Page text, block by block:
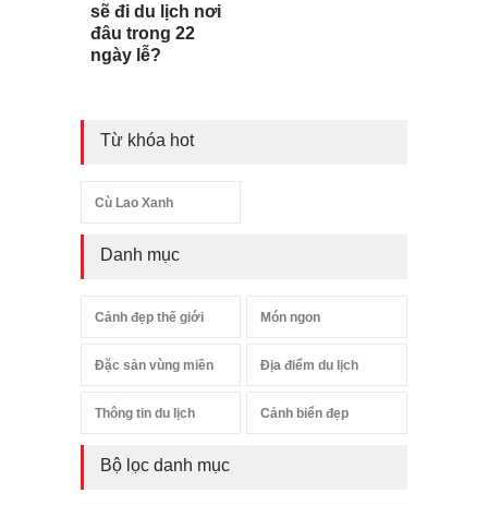
sẽ đi du lịch nơi
đâu trong 22
ngày lễ?
Từ khóa hot
Cù Lao Xanh
Danh mục
Cảnh đẹp thế giới Món ngon
Đặc sản vùng miền Địa điểm du lịch
Thông tin du lịch Cảnh biển đẹp
Bộ lọc danh mục